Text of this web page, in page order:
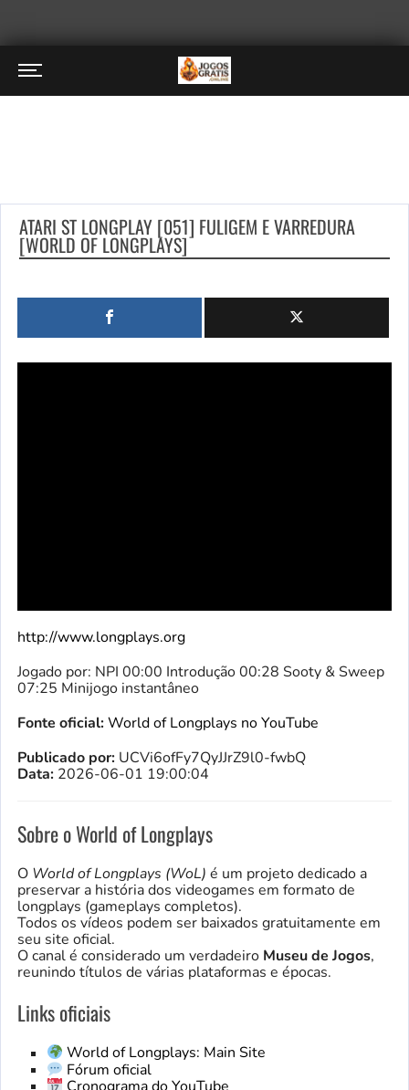
ATARI ST LONGPLAY [051] FULIGEM E VARREDURA
[WORLD OF LONGPLAYS]
http://www.longplays.org
Jogado por: NPI 00:00 Introdução 00:28 Sooty & Sweep
07:25 Minijogo instantâneo
Fonte oficial:World of Longplays no YouTube
Publicado por: UCVi6ofFy7QyJJrZ9l0-fwbQ
Data: 2026-06-01 19:00:04
Sobre o World of Longplays
O World of Longplays (WoL) é um projeto dedicado a
preservar a história dos videogames em formato de
longplays (gameplays completos).
Todos os vídeos podem ser baixados gratuitamente em
seu site oficial.
O canal é considerado um verdadeiro Museu de Jogos,
reunindo títulos de várias plataformas e épocas.
Links oficiais
World of Longplays: Main Site
Fórum oficial